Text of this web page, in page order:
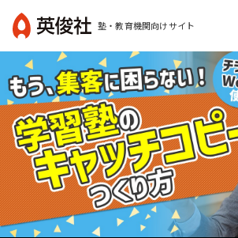
テ
ツ
へ
ス
キ
ッ
プ
塾・教育機関向けサイト
英
社